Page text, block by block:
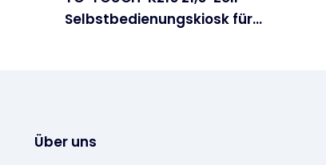
Selbstbedienungskiosk für
Über uns